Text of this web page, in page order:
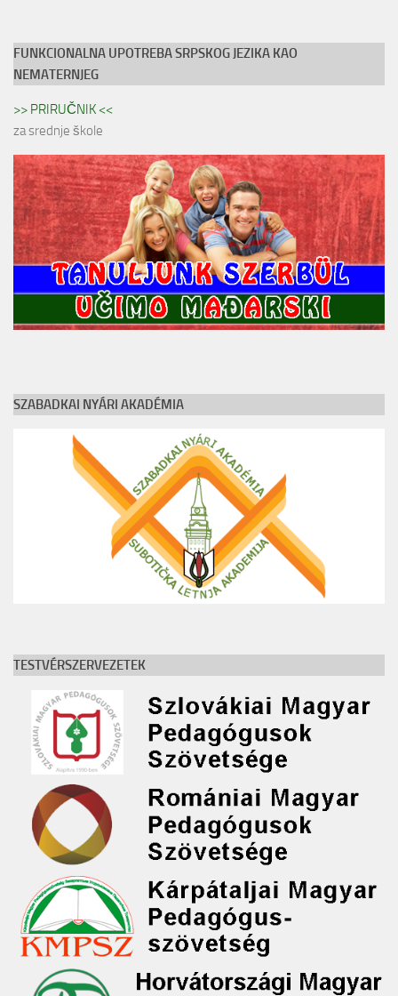
FUNKCIONALNA UPOTREBA SRPSKOG JEZIKA KAO
NEMATERNJEG
>> PRIRUČNIK <<
za srednje škole
SZABADKAI NYÁRI AKADÉMIA
TESTVÉRSZERVEZETEK